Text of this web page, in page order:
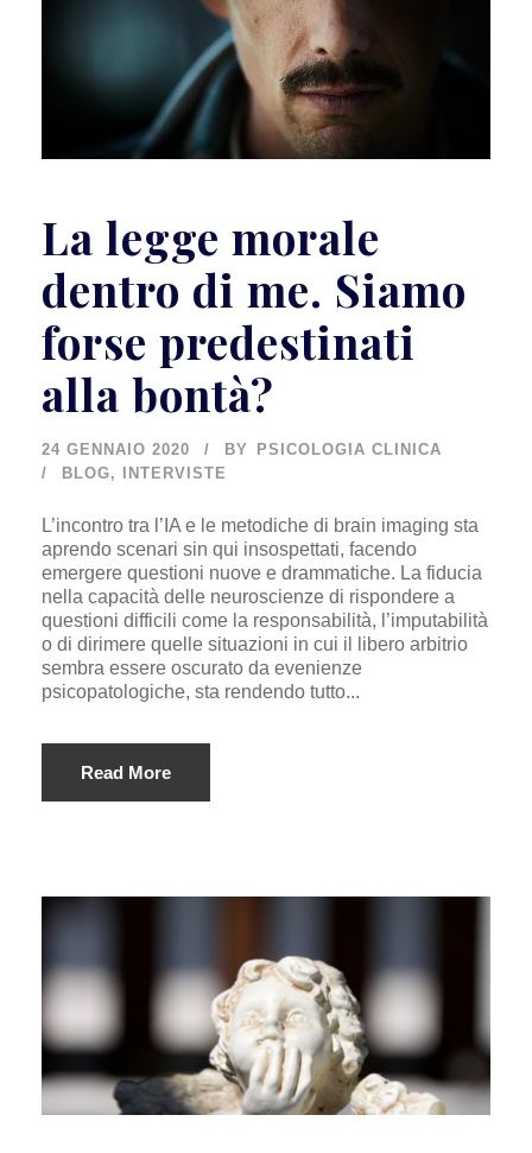
La legge morale
dentro di me. Siamo
forse predestinati
alla bontà?
24 GENNAIO 2020 BY
PSICOLOGIA CLINICA
BLOG, INTERVISTE
L’incontro tra l’IA e le metodiche di brain imaging sta
aprendo scenari sin qui insospettati, facendo
emergere questioni nuove e drammatiche. La fiducia
nella capacità delle neuroscienze di rispondere a
questioni difficili come la responsabilità, l’imputabilità
o di dirimere quelle situazioni in cui il libero arbitrio
sembra essere oscurato da evenienze
psicopatologiche, sta rendendo tutto...
Read More